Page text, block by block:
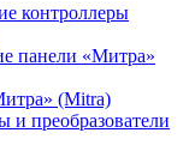
контроллеры
панели «Митра»
(Mitra)
преобразователи